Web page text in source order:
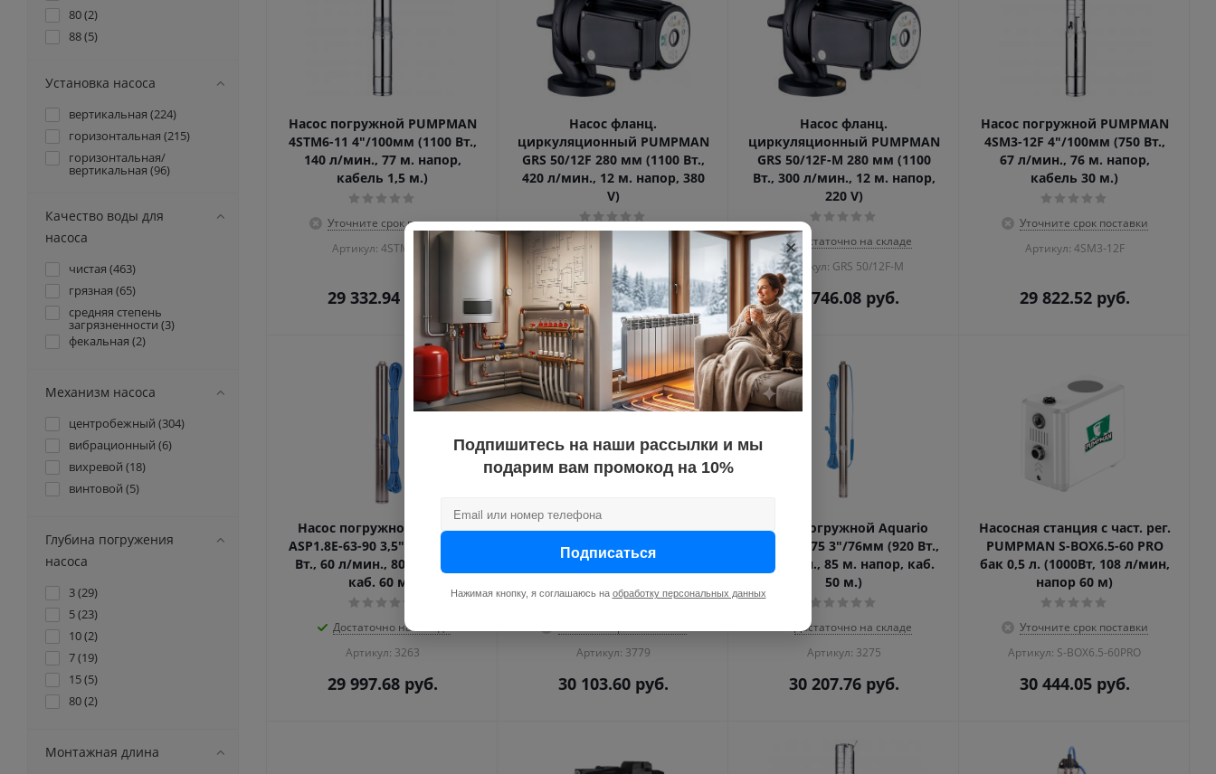
Насос погружной PUMPMAN
4STM6-11 4"/100мм (1100 Вт.,
140 л/мин., 77 м. напор,
кабель 1,5 м.)
Уточните срок поставки
Артикул: 4STM6-11
29 332.94руб.
Насос фланц.
циркуляционный PUMPMAN
GRS 50/12F 280 мм (1100 Вт.,
420 л/мин., 12 м. напор, 380
V)
Достаточно на складе
Артикул: GRS 50/12F
29 746.08руб.
Насос фланц.
циркуляционный PUMPMAN
GRS 50/12F-М 280 мм (1100
Вт., 300 л/мин., 12 м. напор,
220 V)
Достаточно на складе
Артикул: GRS 50/12F-М
29 746.08руб.
Насос погружной PUMPMAN
4SM3-12F 4"/100мм (750 Вт.,
67 л/мин., 76 м. напор,
кабель 30 м.)
Уточните срок поставки
Артикул: 4SM3-12F
29 822.52руб.
Насос погружной Aquario
ASP1.8E-63-90 3,5"/90мм (980
Вт., 60 л/мин., 80 м. напор,
каб. 60 м.)
Достаточно на складе
Артикул: 3263
29 997.68руб.
Насос погружной Aquario
ASP4E-70-90 3,5"/90мм (1950
Вт., 130 л/мин., 85 м. напор,
Артикул: 3779
30 103.60руб.
Насос погружной Aquario
ASP1E-75-75 3"/76мм (920 Вт.,
50 л/мин., 85 м. напор, каб.
50 м.)
Достаточно на складе
Артикул: 3275
30 207.76руб.
Насосная станция с част. рег.
PUMPMAN S-BOX6.5-60 PRO
бак 0,5 л. (1000Вт, 108 л/мин,
напор 60 м)
Уточните срок поставки
Артикул: S-BOX6.5-60PRO
30 444.05руб.
58 (3)
60 (36
75 (7)
90 (5)
105 (2)
120 (5)
150 (1)
5 (14)
14 (
46 (2)
53 (5)
85 (7)
)
2
2
52 (8
54 (
56 (3)
57 (1)
63 (2)
73 (3)
76 (1)
77 (2)
84 (1)
80 (2)
88 (5)
100 (9)
220 (1)
240 (1)
245 (3)
280 (22 )
370 (
440 (1)
500 (2)
550 (41)
600 (13)
680 (1)
720 (1)
730 (1)
750 (35)
900 ( 12)
970 (
130 (3
300 (1
340 (1
450 (2
85 (1)
200 (3
230 (3)
Установка насоса
вертикальная (224)
горизонтальная (215)
горизонтальная/
вертикальная (96)
Качество воды для
насоса
чистая (463)
грязная (65)
средняя степень
загрязненности (3)
фекальная (2)
Механизм насоса
центробежный (304)
вибрационный (6)
вихревой (18)
винтовой (5)
Глубина погружения
насоса
3 (29)
5 (23)
10 (2)
7 (19)
15 (5)
80 (2)
Монтажная длина
×
Подпишитесь на наши рассылки и мы
подарим вам промокод на 10%
Подписаться
Нажимая кнопку, я соглашаюсь на обработку персональных данных